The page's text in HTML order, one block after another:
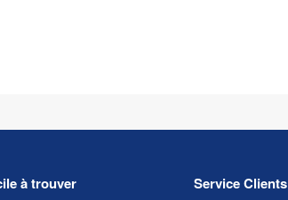
à trouver Service Clients